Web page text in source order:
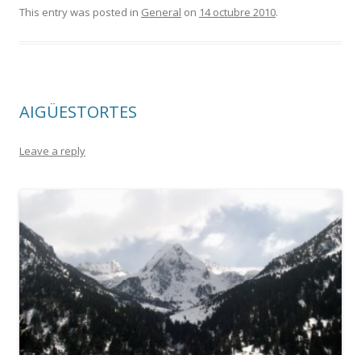
This entry was posted in General on 14 octubre 2010.
AIGÜESTORTES
Leave a reply